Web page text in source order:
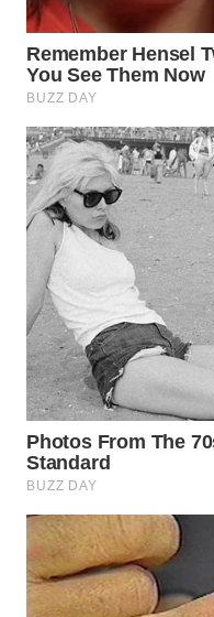
WN
BOGOR
WN
WN
TAPANULI
UTARA
SAMOSIR
WN
PADANG
LAWAS
WN
SUMEDANG
WN
CIANJUR